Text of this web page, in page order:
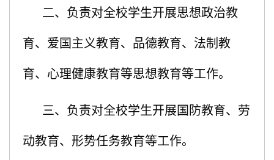
二、负责对全校学生开展思想政治教
育、爱国主义教育、品德教育、法制教
育、心理健康教育等思想教育等工作。
三、负责对全校学生开展国防教育、劳
动教育、形势任务教育等工作。